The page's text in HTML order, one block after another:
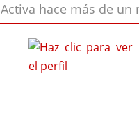
Activa hace más de un